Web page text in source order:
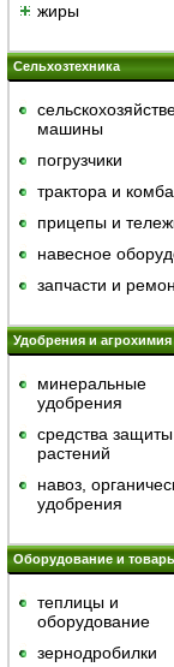
жиры
Сельхозтехника
машины
погрузчики
трактора и
прицепы и
навесное
запчасти и
Удобрения и агрохимия
минеральные
удобрения
средства защиты
растений
навоз,
удобрения
Оборудование и
теплицы и
оборудование
зернодробилки